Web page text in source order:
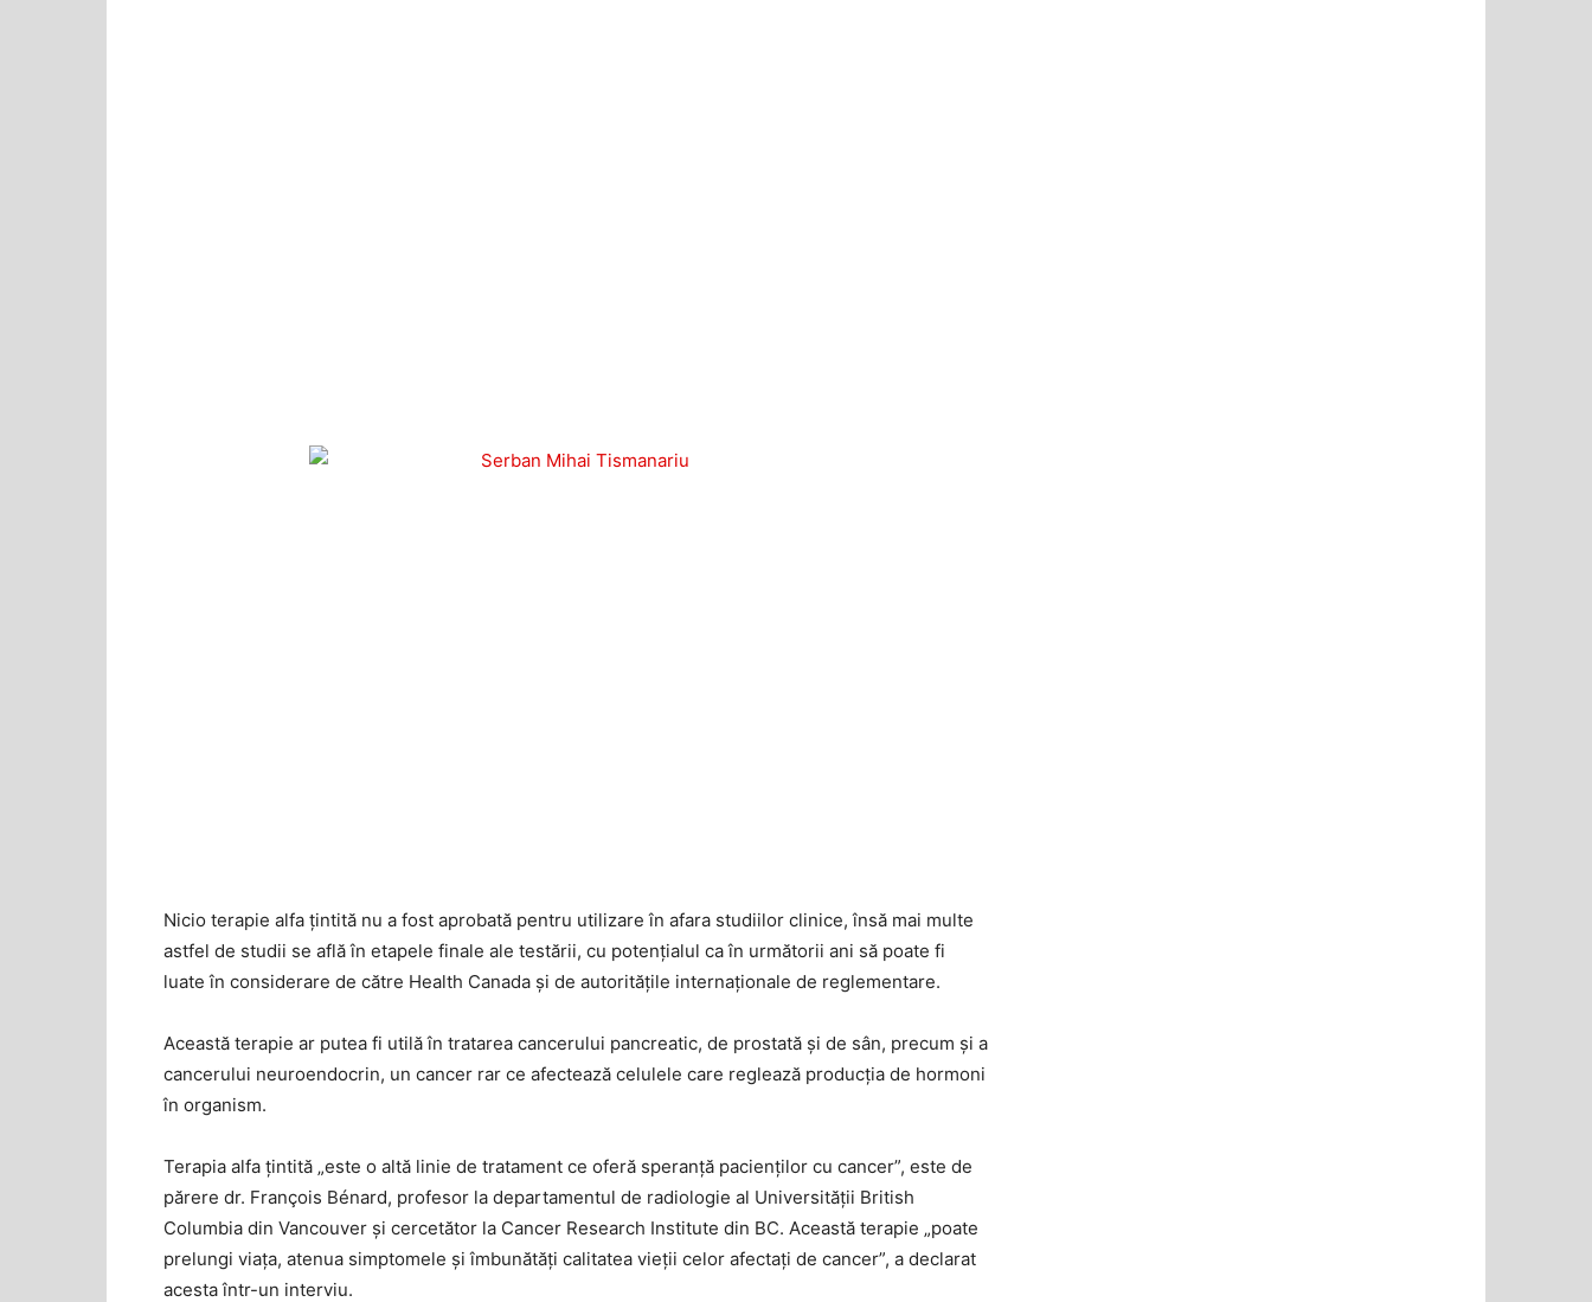
Nicio terapie alfa țintită nu a fost aprobată pentru utilizare în afara studiilor clinice, însă mai multe
astfel de studii se află în etapele finale ale testării, cu potențialul ca în următorii ani să poate fi
luate în considerare de către Health Canada și de autoritățile internaționale de reglementare.
Această terapie ar putea fi utilă în tratarea cancerului pancreatic, de prostată și de sân, precum și a
cancerului neuroendocrin, un cancer rar ce afectează celulele care reglează producția de hormoni
în organism.
Terapia alfa țintită „este o altă linie de tratament ce oferă speranță pacienților cu cancer”, este de
părere dr. François Bénard, profesor la departamentul de radiologie al Universității British
Columbia din Vancouver și cercetător la Cancer Research Institute din BC. Această terapie „poate
prelungi viața, atenua simptomele și îmbunătăți calitatea vieții celor afectați de cancer”, a declarat
acesta într-un interviu.